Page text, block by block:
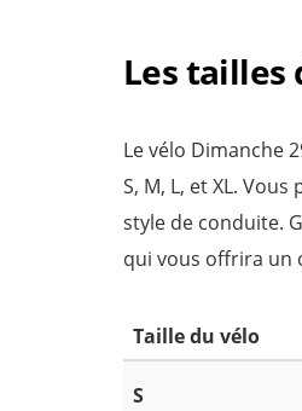
Les tailles
Le vélo Dimanche
S, M, L, et XL.
style de conduite.
qui vous offrira un
Taille du vélo
S